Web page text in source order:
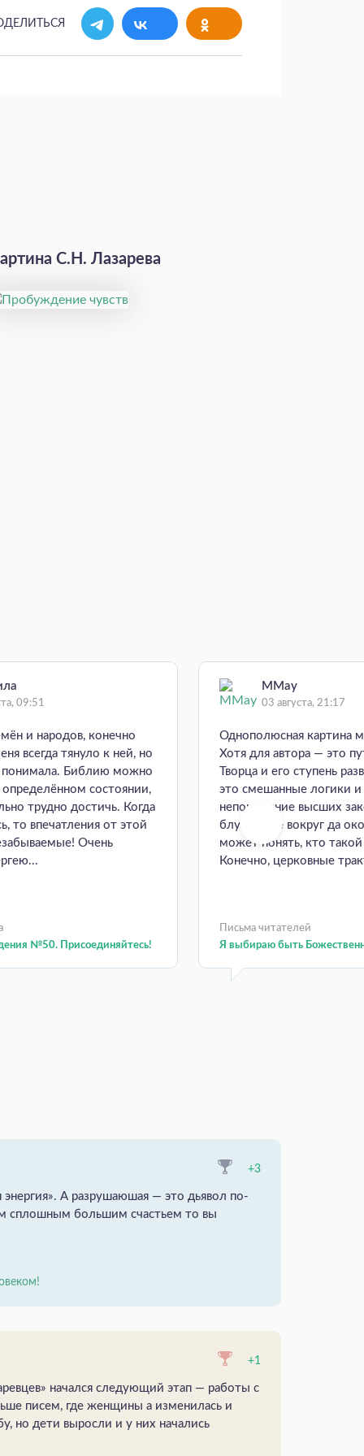
С.Н. Лазарева
09:51
и народов, конечно
всегда тянуло к ней, но
понимала. Библию можно
состоянии,
трудно достичь. Когда
то впечатления от этой
Очень
№50. Присоединяйтесь!
MMay
03 августа, 21:17
Однополюсная картина
Хотя для автора — это
Творца и его ступень
это смешанные логики
непонимание высших
блуждание вокруг да
может понять, кто
Конечно, церковные
Письма читателей
Я выбираю быть
+3
энергия». А разрушаюшая — это дьявол по-
сплошным большим счастьем то вы
+1
начался следующий этап — работы с
писем, где женщины а изменилась и
но дети выросли и у них начались